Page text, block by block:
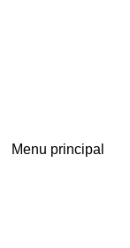
Menu principal